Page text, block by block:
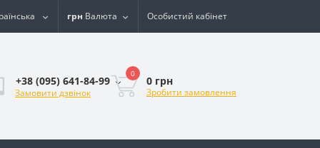
грн Валюта Особистий кабінет
+38 (095) 641-84-99
Замовити дзвінок
0
0 грн
Зробити замовлення